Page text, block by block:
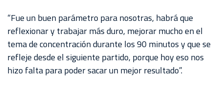
“Fue un buen parámetro para nosotras, habrá que
reflexionar y trabajar más duro, mejorar mucho en el
tema de concentración durante los 90 minutos y que se
refleje desde el siguiente partido, porque hoy eso nos
hizo falta para poder sacar un mejor resultado”.